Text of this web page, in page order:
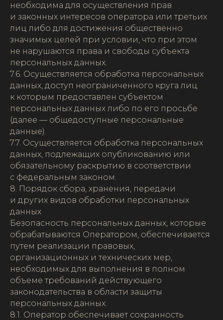
необходима для осуществления прав
и законных интересов оператора или третьих
лиц либо для достижения общественно
значимых целей при условии, что при этом
не нарушаются права и свободы субъекта
персональных данных.
7.6. Осуществляется обработка персональных
данных, доступ неограниченного круга лиц
к которым предоставлен субъектом
персональных данных либо по его просьбе
(далее — общедоступные персональные
данные).
7.7. Осуществляется обработка персональных
данных, подлежащих опубликованию или
обязательному раскрытию в соответствии
с федеральным законом.
8. Порядок сбора, хранения, передачи
и других видов обработки персональных
данных
Безопасность персональных данных, которые
обрабатываются Оператором, обеспечивается
путем реализации правовых,
организационных и технических мер,
необходимых для выполнения в полном
объеме требований действующего
законодательства в области защиты
персональных данных.
8.1. Оператор обеспечивает сохранность